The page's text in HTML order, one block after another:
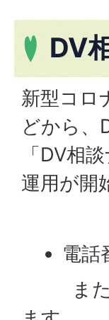
DV
新型コロ
どから、
「DV相
運用が開
電話
また、